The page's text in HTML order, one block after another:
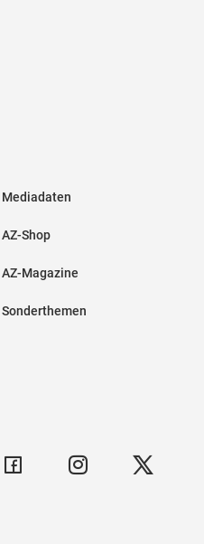
Mediadaten
AZ-Shop
AZ-Magazine
Sonderthemen